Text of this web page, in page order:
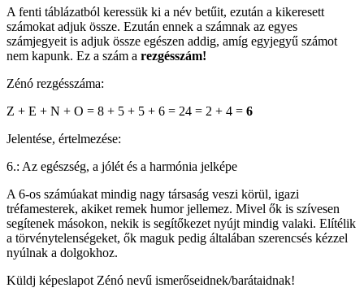
A fenti táblázatból keressük ki a név betűit, ezután a kikeresett
számokat adjuk össze. Ezután ennek a számnak az egyes
számjegyeit is adjuk össze egészen addig, amíg egyjegyű számot
nem kapunk. Ez a szám a rezgésszám!
Zénó rezgésszáma:
Z + E + N + O = 8 + 5 + 5 + 6 = 24 = 2 + 4 = 6
Jelentése, értelmezése:
6.: Az egészség, a jólét és a harmónia jelképe
A 6-os számúakat mindig nagy társaság veszi körül, igazi
tréfamesterek, akiket remek humor jellemez. Mivel ők is szívesen
segítenek másokon, nekik is segítőkezet nyújt mindig valaki. Elítélik
a törvénytelenségeket, ők maguk pedig általában szerencsés kézzel
nyúlnak a dolgokhoz.
Küldj képeslapot Zénó nevű ismerőseidnek/barátaidnak!